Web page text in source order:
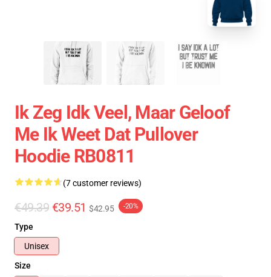
Ik Zeg Idk Veel, Maar Geloof
Me Ik Weet Dat Pullover
Hoodie RB0811
(7 customer reviews)
€49.39 €39.51 $42.95 -20%
Type
Unisex
Size